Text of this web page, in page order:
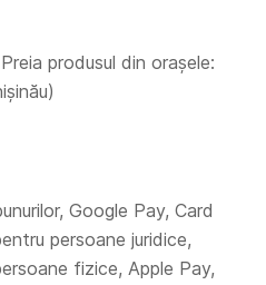
produsul din orașele:
Google Pay, Card
persoane juridice,
fizice, Apple Pay,